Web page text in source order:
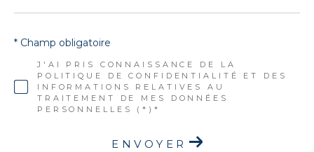
J'AI PRIS CONNAISSANCE DE LA
POLITIQUE DE CONFIDENTIALITÉ ET DES
INFORMATIONS RELATIVES AU
TRAITEMENT DE MES DONNÉES
PERSONNELLES (*)*
* Champ obligatoire
ENVOYER